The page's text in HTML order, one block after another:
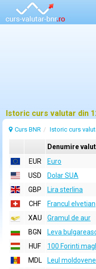
Istoric curs valutar din
Curs BNR Istoric curs
Denumire
EUR
Euro
USD
Dolar SUA
GBP
Lira sterlina
CHF
Francul elvetian
XAU
Gramul de aur
BGN
Leva
HUF
100 Forinti
MDL
Leul